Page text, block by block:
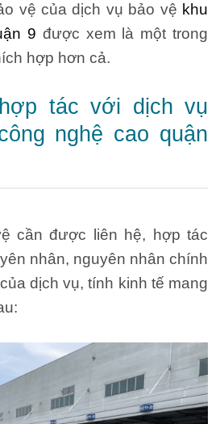
vệ của dịch vụ bảo vệ khu
9 được xem là một trong
hợp hơn cả.
tác với dịch vụ
nghệ cao quận
được liên hệ, hợp tác
nhân, nguyên nhân chính
dịch vụ, tính kinh tế mang